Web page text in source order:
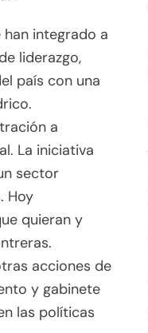
integrado a
liderazgo,
país con una
a
La iniciativa
sector
Hoy
quieran y
acciones de
y gabinete
las políticas